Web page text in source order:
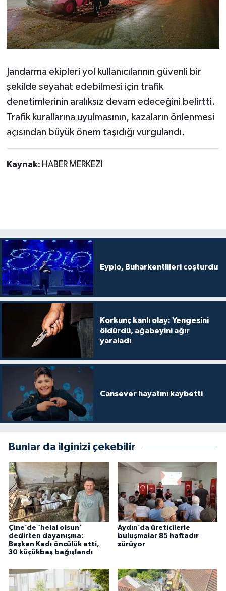
Jandarma ekipleri yol kullanıcılarının güvenli bir
şekilde seyahat edebilmesi için trafik
denetimlerinin aralıksız devam edeceğini belirtti.
Trafik kurallarına uyulmasının, kazaların önlenmesi
açısından büyük önem taşıdığı vurgulandı.
Kaynak: HABER MERKEZİ
Eypio, Buharkentlileri coşturdu
Korkunç kanlı olay: Yengesini
öldürdü, ağabeyini ağır
yaraladı
Cansever hayatını kaybetti
Bunlar da ilginizi çekebilir
Çine’de ‘helal olsun’
dedirten dayanışma:
Başkan Kadı öncülük etti,
30 küçükbaş bağışlandı
Aydın’da üreticilerle
buluşmalar 85 haftadır
sürüyor